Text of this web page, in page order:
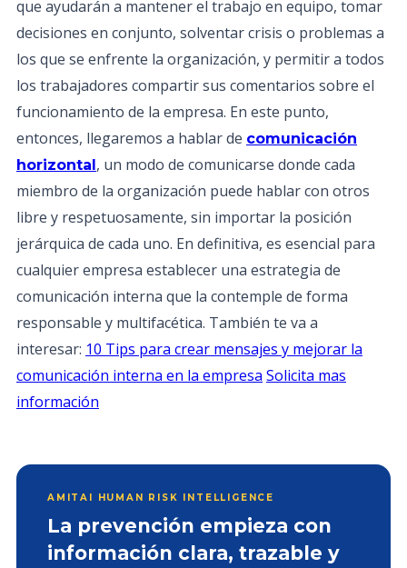
que ayudarán a mantener el trabajo en equipo, tomar
decisiones en conjunto, solventar crisis o problemas a
los que se enfrente la organización, y permitir a todos
los trabajadores compartir sus comentarios sobre el
funcionamiento de la empresa. En este punto,
entonces, llegaremos a hablar de comunicación
horizontal, un modo de comunicarse donde cada
miembro de la organización puede hablar con otros
libre y respetuosamente, sin importar la posición
jerárquica de cada uno. En definitiva, es esencial para
cualquier empresa establecer una estrategia de
comunicación interna que la contemple de forma
responsable y multifacética. También te va a
interesar: 10 Tips para crear mensajes y mejorar la
comunicación interna en la empresa Solicita mas
información
AMITAI HUMAN RISK INTELLIGENCE
La prevención empieza con
información clara, trazable y